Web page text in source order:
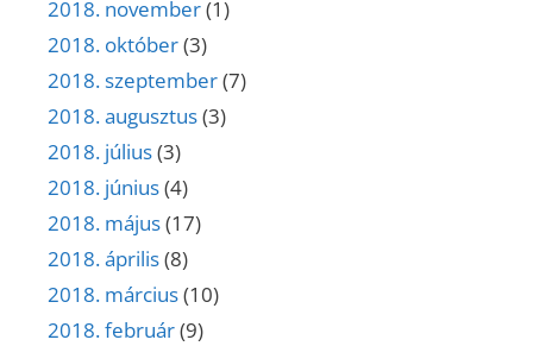
2018. november(1)
2018. október(3)
2018. szeptember(7)
2018. augusztus(3)
2018. július(3)
2018. június(4)
2018. május(17)
2018. április(8)
2018. március(10)
2018. február(9)